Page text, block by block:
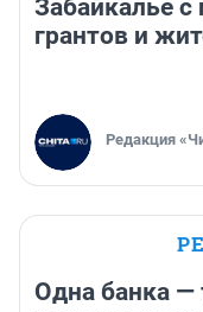
Забайкалье
грантов и
Редакция
Одна банка —